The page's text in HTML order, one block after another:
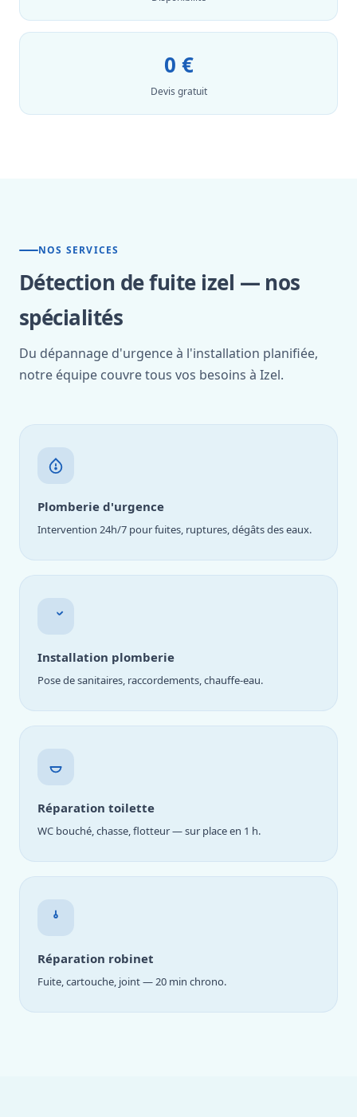
0 €
Devis gratuit
NOS SERVICES
Détection de fuite izel — nos
spécialités
Du dépannage d'urgence à l'installation planifiée,
notre équipe couvre tous vos besoins à Izel.
Plomberie d'urgence
Intervention 24h/7 pour fuites, ruptures, dégâts des eaux.
Installation plomberie
Pose de sanitaires, raccordements, chauffe-eau.
Réparation toilette
WC bouché, chasse, flotteur — sur place en 1 h.
Réparation robinet
Fuite, cartouche, joint — 20 min chrono.